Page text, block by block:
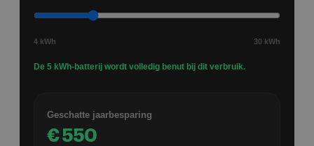
4 kWh 30 kWh
De 5 kWh-batterij wordt volledig benut bij dit verbruik.
Geschatte jaarbesparing
€550